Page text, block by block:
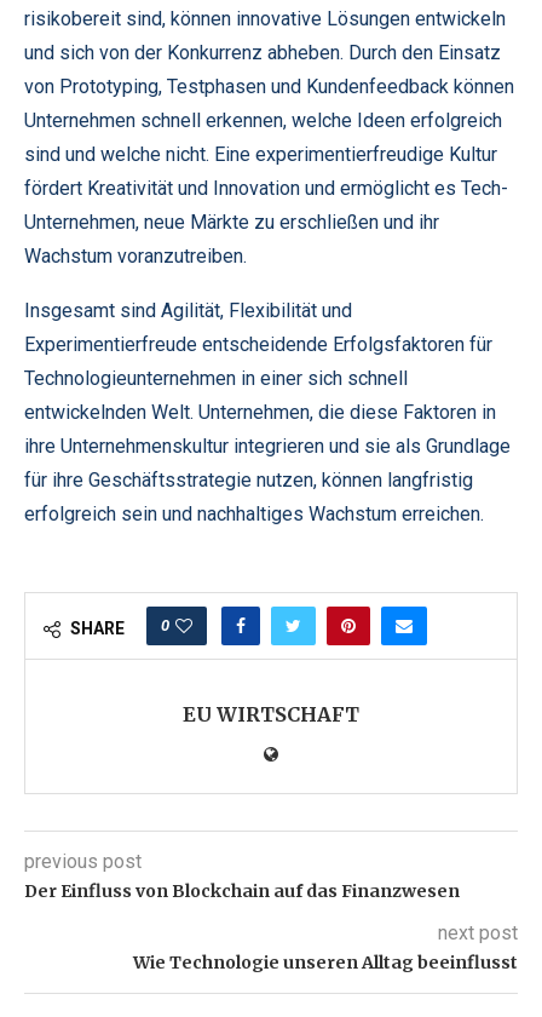
risikobereit sind, können innovative Lösungen entwickeln
und sich von der Konkurrenz abheben. Durch den Einsatz
von Prototyping, Testphasen und Kundenfeedback können
Unternehmen schnell erkennen, welche Ideen erfolgreich
sind und welche nicht. Eine experimentierfreudige Kultur
fördert Kreativität und Innovation und ermöglicht es Tech-
Unternehmen, neue Märkte zu erschließen und ihr
Wachstum voranzutreiben.
Insgesamt sind Agilität, Flexibilität und
Experimentierfreude entscheidende Erfolgsfaktoren für
Technologieunternehmen in einer sich schnell
entwickelnden Welt. Unternehmen, die diese Faktoren in
ihre Unternehmenskultur integrieren und sie als Grundlage
für ihre Geschäftsstrategie nutzen, können langfristig
erfolgreich sein und nachhaltiges Wachstum erreichen.
SHARE 0
EU WIRTSCHAFT
previous post
Der Einfluss von Blockchain auf das Finanzwesen
next post
Wie Technologie unseren Alltag beeinflusst